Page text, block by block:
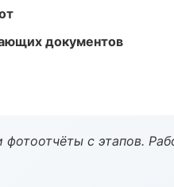
документов
с этапов.